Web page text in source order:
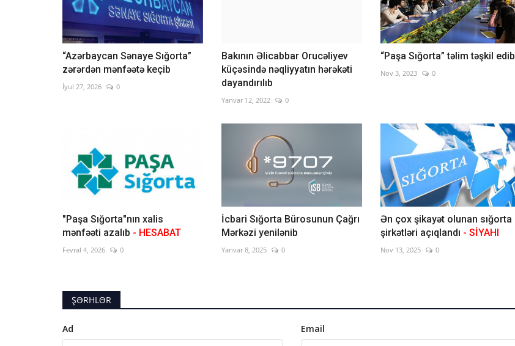
“Azərbaycan Sənaye Sığorta”
zərərdən mənfəətə keçib
İyul 27, 2026 0
Bakının Əlicabbar Orucəliyev
küçəsində nəqliyyatın hərəkəti
dayandırılıb
Yanvar 12, 2022 0
“Paşa Sığorta” təlim təşkil edib
Nov 3, 2023 0
"Paşa Sığorta"nın xalis
mənfəəti azalıb - HESABAT
Fevral 4, 2026 0
İcbari Sığorta Bürosunun Çağrı
Mərkəzi yenilənib
Yanvar 8, 2025 0
Ən çox şikayət olunan sığorta
şirkətləri açıqlandı - SİYAHI
Nov 13, 2025 0
ŞƏRHLƏR
Ad Email